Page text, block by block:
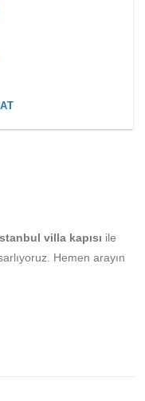
villa kapısı ile
Hemen arayın